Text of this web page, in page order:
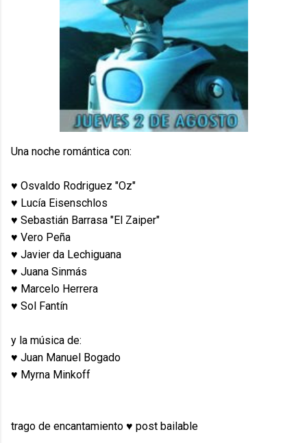
Una noche romántica con:
♥ Osvaldo Rodriguez "Oz"
♥ Lucía Eisenschlos
♥ Sebastián Barrasa "El Zaiper"
♥ Vero Peña
♥ Javier da Lechiguana
♥ Juana Sinmás
♥ Marcelo Herrera
♥ Sol Fantín
y la música de:
♥ Juan Manuel Bogado
♥ Myrna Minkoff
trago de encantamiento ♥ post bailable